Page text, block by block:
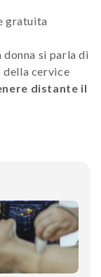
gratuita
si parla di
della cervice
distante il